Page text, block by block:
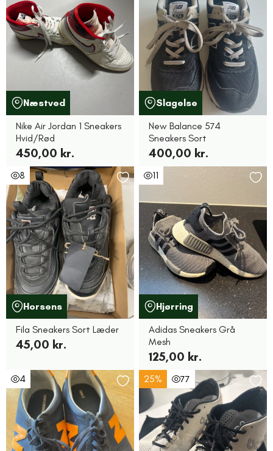
Næstved
Nike Air Jordan 1 Sneakers
Hvid/Rød
450,00 kr.
Slagelse
New Balance 574
Sneakers Sort
400,00 kr.
8
Horsens
Fila Sneakers Sort Læder
45,00 kr.
11
Hjørring
Adidas Sneakers Grå
Mesh
125,00 kr.
4 25% 77